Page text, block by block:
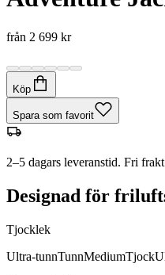
från 2 699 kr
Köp
Spara som favorit
2–5 dagars leveranstid. Fri
Designad för
Tjocklek
Ultra-tunnTunnMediumTjock